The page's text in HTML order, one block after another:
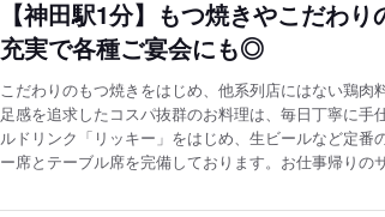
【神田駅1分】もつ焼きやこだわ
充実で各種ご宴会にも◎
こだわりのもつ焼きをはじめ、他系列店にはない鶏
足感を追求したコスパ抜群のお料理は、毎日丁寧に
ルドリンク「リッキー」をはじめ、生ビールなど定
ー席とテーブル席を完備しております。お仕事帰りの